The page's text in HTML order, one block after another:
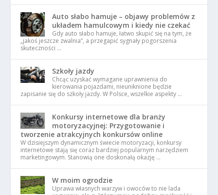
Auto słabo hamuje – objawy problemów z
układem hamulcowym i kiedy nie czekać
Gdy auto słabo hamuje, łatwo skupić się na tym, że
„jakoś jeszcze zwalnia”, a przegapić sygnały pogorszenia
skuteczności …
Szkoły jazdy
Chcąc uzyskać wymagane uprawnienia do
kierowania pojazdami, nieuniknione będzie
zapisanie się do szkoły jazdy. W Polsce, wszelkie aspekty …
Konkursy internetowe dla branży
motoryzacyjnej: Przygotowanie i
tworzenie atrakcyjnych konkursów online
W dzisiejszym dynamicznym świecie motoryzacji, konkursy
internetowe stają się coraz bardziej popularnym narzędziem
marketingowym. Stanowią one doskonałą okazję …
W moim ogrodzie
Uprawa własnych warzyw i owoców to nie lada